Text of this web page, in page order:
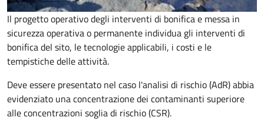
Il progetto operativo degli interventi di bonifica e messa in
sicurezza operativa o permanente individua gli interventi di
bonifica del sito, le tecnologie applicabili, i costi e le
tempistiche delle attività.
Deve essere presentato nel caso l'analisi di rischio (AdR) abbia
evidenziato una concentrazione dei contaminanti superiore
alle concentrazioni soglia di rischio (CSR).